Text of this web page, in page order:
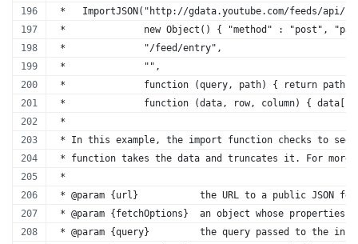
*   ImportJSON("http://gdata.youtube.com/feeds/api/
*              new Object() { "method" : "post",
*              "/feed/entry",
*              "",
*              function (query, path) { return
*              function (data, row, column) {
*
* In this example, the import function checks to
* function takes the data and truncates it. For
*
* @param {url}           the URL to a public JSON
* @param {fetchOptions}  an object whose properties
* @param {query}         the query passed to the